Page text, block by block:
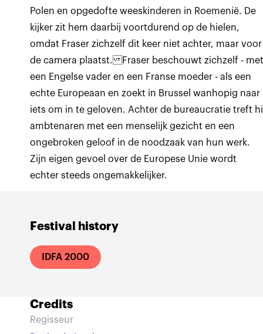
Festival history
IDFA 2000
Polen en opgedofte weeskinderen in Roemenië. De
kijker zit hem daarbij voortdurend op de hielen,
omdat Fraser zichzelf dit keer niet achter, maar voor
de camera plaatst. Fraser beschouwt zichzelf -
een Engelse vader en een Franse moeder - als een
echte Europeaan en zoekt in Brussel wanhopig naar
iets om in te geloven. Achter de bureaucratie treft
ambtenaren met een menselijk gezicht en een
ongebroken geloof in de noodzaak van hun werk.
Zijn eigen gevoel over de Europese Unie wordt
echter steeds ongemakkelijker.
Credits
Regisseur